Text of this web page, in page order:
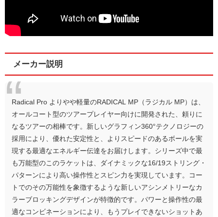
メーカー説明
Radical Pro よりやや軽量のRADICAL MP（ラジカル MP）は、
オールコート型のツアープレイヤー向けに開発された、頼りに
なるツアーの相棒です。新しいグラフィン360°テクノロジーの
採用により、優れた安定性と、よりスピードのあるボールを実
現する最適なエネルギー伝達をお届けします。シリーズ中で最
も万能型のこのラケットは、ダイナミックな16/19ストリング・
パターンにより高い操作性とスピン力を実現しています。コー
トでのその万能性を象徴するような新しいアシンメトリーなカ
ラーブロッキングデザインが特徴的です。パワーと操作性の最
適なコンビネーションにより、もうプレイできないショットあ